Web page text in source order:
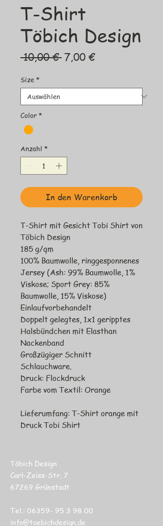
T-Shirt
Töbich Design
10,00 € Standardpreis
7,00 €Sale-
Size *
Color *
Anzahl *
In den Warenkorb
T-Shirt mit Gesicht Tobi Shirt von
Töbich Design
185 g/qm
100% Baumwolle, ringgesponnenes
Jersey (Ash: 99% Baumwolle, 1%
Viskose; Sport Grey: 85%
Baumwolle, 15% Viskose)
Einlaufvorbehandelt
Doppelt gelegtes, 1x1 geripptes
Halsbündchen mit Elasthan
Nackenband
Großzügiger Schnitt
Schlauchware.
Druck: Flockdruck
Farbe vom Textil: Orange
Lieferumfang: T-Shirt orange mit
Druck Tobi Shirt
Töbich Design
Carl-Zeiss-Str. 7
67269 Grünstadt
Tel.: 06359- 95 3 98 00
info@toebichdesign.de